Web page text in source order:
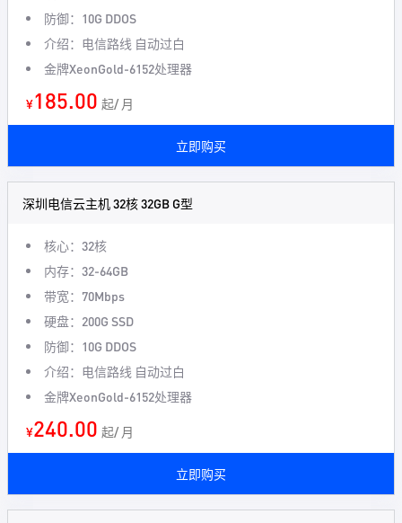
防御：10G DDOS
介绍：电信路线 自动过白
金牌XeonGold-6152处理器
¥185.00 起/ 月
立即购买
深圳电信云主机 32核 32GB G型
核心：32核
内存：32-64GB
带宽：70Mbps
硬盘：200G SSD
防御：10G DDOS
介绍：电信路线 自动过白
金牌XeonGold-6152处理器
¥240.00 起/ 月
立即购买